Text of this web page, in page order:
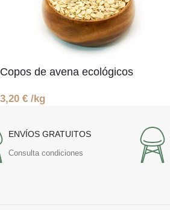
Copos de avena ecológicos
3,20 € /kg
ENVÍOS GRATUITOS
Consulta condiciones